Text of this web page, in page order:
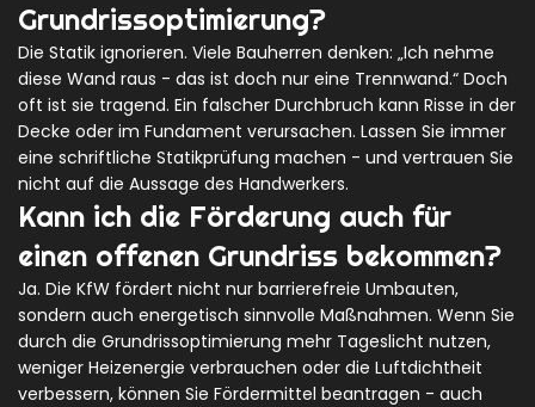
Grundrissoptimierung?
Die Statik ignorieren. Viele Bauherren denken: „Ich nehme
diese Wand raus - das ist doch nur eine Trennwand.“ Doch
oft ist sie tragend. Ein falscher Durchbruch kann Risse in der
Decke oder im Fundament verursachen. Lassen Sie immer
eine schriftliche Statikprüfung machen - und vertrauen Sie
nicht auf die Aussage des Handwerkers.
Kann ich die Förderung auch für
einen offenen Grundriss bekommen?
Ja. Die KfW fördert nicht nur barrierefreie Umbauten,
sondern auch energetisch sinnvolle Maßnahmen. Wenn Sie
durch die Grundrissoptimierung mehr Tageslicht nutzen,
weniger Heizenergie verbrauchen oder die Luftdichtheit
verbessern, können Sie Fördermittel beantragen - auch